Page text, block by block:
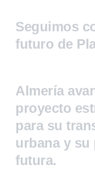
Seguimos
futuro de
Almería
proyecto
para su
urbana y
futura.